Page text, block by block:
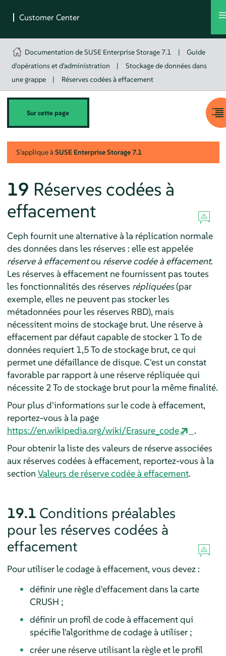
Documentation de SUSE Enterprise Storage 7.1 |
Guide
d'opérations et d'administration
|
Stockage de données dans
une grappe
| Réserves codées à effacement
Sur cette page
S'applique àSUSE Enterprise Storage7.1
19 Réserves codées à
effacement
Ceph fournit une alternative à la réplication normale
des données dans les réserves : elle est appelée
réserve à effacementou réserve codée à effacement.
Les réserves à effacement ne fournissent pas toutes
les fonctionnalités des réserves répliquées(par
exemple, elles ne peuvent pas stocker les
métadonnées pour les réserves RBD), mais
nécessitent moins de stockage brut. Une réserve à
effacement par défaut capable de stocker 1 To de
données requiert 1,5 To de stockage brut, ce qui
permet une défaillance de disque. C'est un constat
favorable par rapport à une réserve répliquée qui
nécessite 2 To de stockage brut pour la même finalité.
Pour plus d'informations sur le code à effacement,
reportez-vous à la page
https://en.wikipedia.org/wiki/Erasure_code
.
Pour obtenir la liste des valeurs de réserve associées
aux réserves codées à effacement, reportez-vous à la
section Valeurs de réserve codée à effacement.
19.1 Conditions préalables
pour les réserves codées à
effacement
Pour utiliser le codage à effacement, vous devez :
définir une règle d'effacement dans la carte
CRUSH ;
définir un profil de code à effacement qui
spécifie l'algorithme de codage à utiliser ;
créer une réserve utilisant la règle et le profil